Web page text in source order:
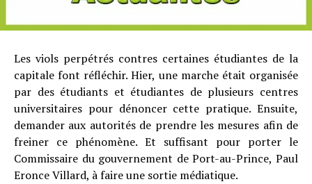
Les viols perpétrés contres certaines étudiantes de la
capitale font réfléchir. Hier, une marche était organisée
par des étudiants et étudiantes de plusieurs centres
universitaires pour dénoncer cette pratique. Ensuite,
demander aux autorités de prendre les mesures afin de
freiner ce phénomène. Et suffisant pour porter le
Commissaire du gouvernement de Port-au-Prince, Paul
Eronce Villard, à faire une sortie médiatique.